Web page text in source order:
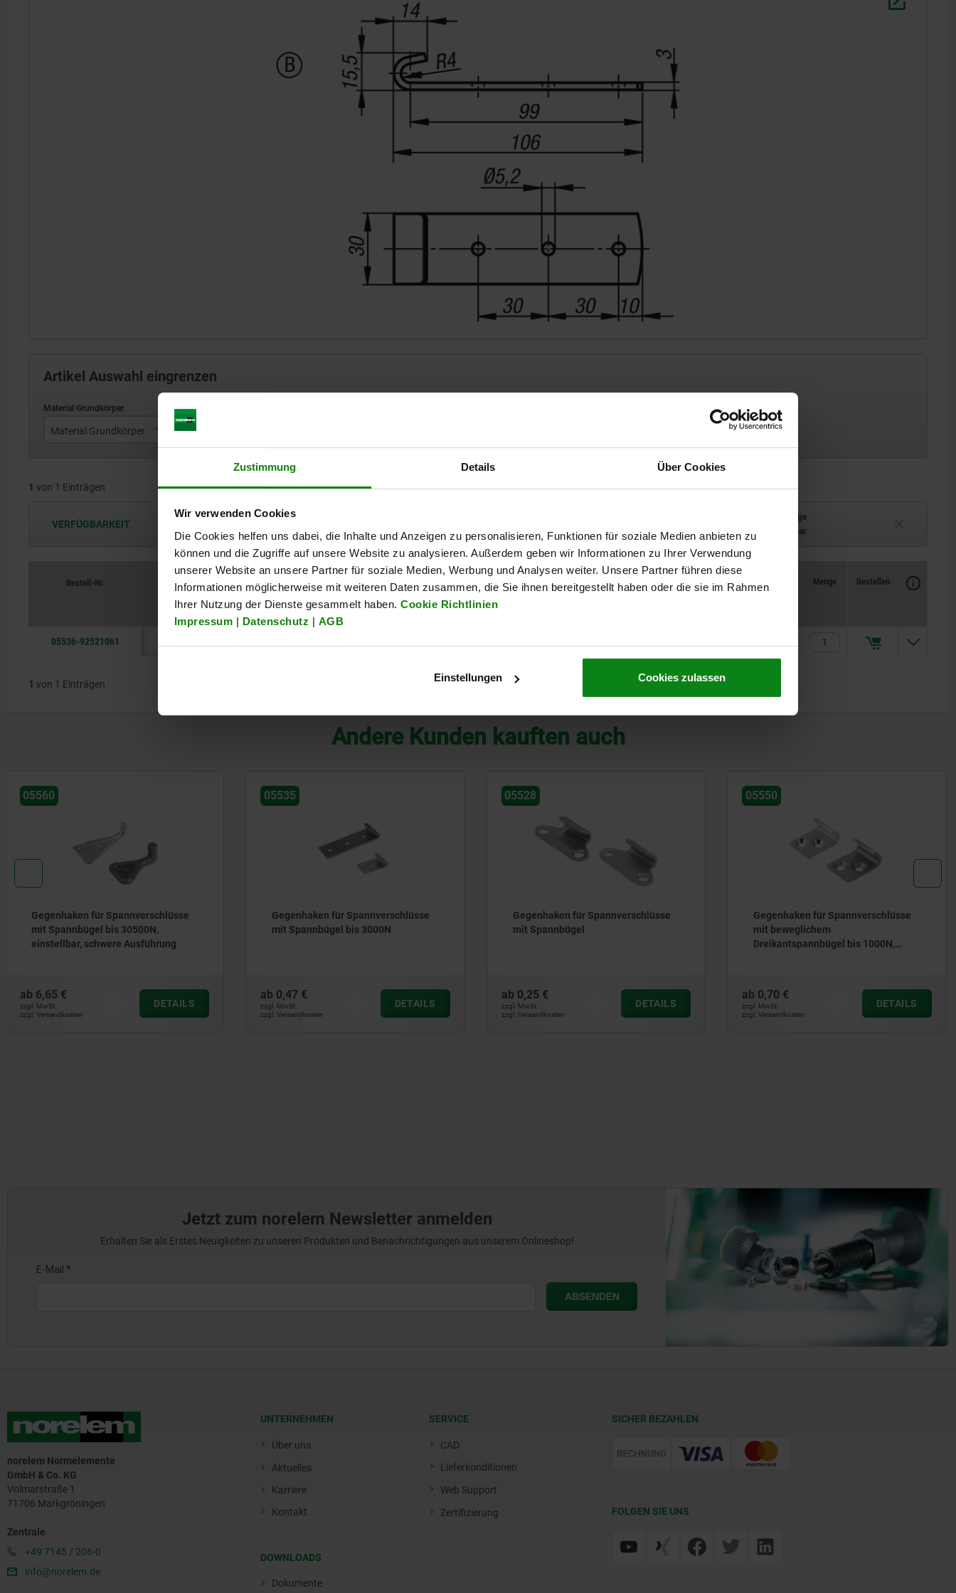
Zustimmung Details Über Cookies
Wir verwenden Cookies
Die Cookies helfen uns dabei, die Inhalte und Anzeigen zu personalisieren, Funktionen für soziale Medien anbieten zu
können und die Zugriffe auf unsere Website zu analysieren. Außerdem geben wir Informationen zu Ihrer Verwendung
unserer Website an unsere Partner für soziale Medien, Werbung und Analysen weiter. Unsere Partner führen diese
Informationen möglicherweise mit weiteren Daten zusammen, die Sie ihnen bereitgestellt haben oder die sie im Rahmen
Ihrer Nutzung der Dienste gesammelt haben. Cookie Richtlinien
Impressum | Datenschutz | AGB
Einstellungen Cookies zulassen
Artikel Auswahl eingrenzen
Material Grundkörper Form
1 von 1 Einträgen TABELLE VERGRÖSSERN
VERFÜGBARKEIT
Lieferzeit auf Anfrage
In 1-2 Wochen lieferbar
Derzeit nicht lieferbar
Bestell-Nr.
Material Grundkörper
CAD
Preis
Menge Bestellen
05536-92521061
1 von 1 Einträgen TABELLE VERGRÖSSERN
Andere Kunden kauften auch
05535
Gegenhaken für Spannverschlüsse
mit Spannbügel bis 3000N
ab0,47 €
zzgl. MwSt.
zzgl. Versandkosten
DETAILS
05528
Gegenhaken für Spannverschlüsse
mit Spannbügel
ab0,25 €
zzgl. MwSt.
zzgl. Versandkosten
DETAILS
05550
Gegenhaken für Spannverschlüsse
mit beweglichem
ab0,70 €
zzgl. MwSt.
zzgl. Versandkosten
DETAILS
05550-10
Gegenhaken für Spannverschlüsse
mit beweglichem
Dreikantspannbügel bis 900N,
ab0,62 €
zzgl. MwSt.
zzgl. Versandkosten
DETAILS
Jetzt zum norelem Newsletter anmelden
Erhalten Sie als Erstes Neuigkeiten zu unseren Produkten und Benachrichtigungen aus unserem Onlineshop!
norelem Normelemente
GmbH & Co. KG
Volmarstraße 1
71706 Markgröningen
Zentrale
+49 7145 / 206-0
info@norelem.de
UNTERNEHMEN
Über uns
Aktuelles
Karriere
Kontakt
DOWNLOADS
Dokumente
SERVICE
CAD
Lieferkonditionen
Web Support
Zertifizierung
SICHER BEZAHLEN
FOLGEN SIE UNS